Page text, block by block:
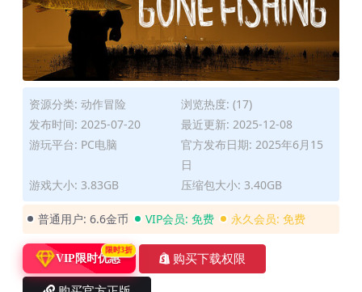
资源分类: 动作冒险
浏览热度: (17)
发布时间: 2025-07-20
最近更新: 2025-12-08
游玩平台: PC电脑
官方发布日期: 2025年6月15
日
游戏大小: 3.83GB
压缩包大小: 3.40GB
普通用户: 6.6金币 VIP会员: 免费 永久会员: 免费
VIP限时优惠
限时3折
购买下载权限